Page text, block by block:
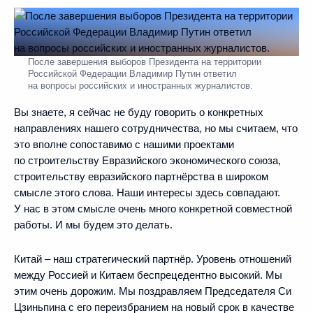
После завершения выборов Президента на территории
Российской Федерации Владимир Путин ответил
на вопросы российских и иностранных журналистов.
Вы знаете, я сейчас не буду говорить о конкретных
направлениях нашего сотрудничества, но мы считаем, что
это вполне сопоставимо с нашими проектами
по строительству Евразийского экономического союза,
строительству евразийского партнёрства в широком
смысле этого слова. Наши интересы здесь совпадают.
У нас в этом смысле очень много конкретной совместной
работы. И мы будем это делать.
Китай – наш стратегический партнёр. Уровень отношений
между Россией и Китаем беспрецедентно высокий. Мы
этим очень дорожим. Мы поздравляем Председателя Си
Цзиньпина с его переизбранием на новый срок в качестве